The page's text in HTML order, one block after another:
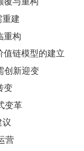
重建
重构
值链模型的建立
创新迎变
变
变革
议
营